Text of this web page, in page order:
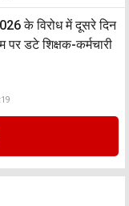
के विरोध में दूसरे दिन
पर डटे शिक्षक-कर्मचारी